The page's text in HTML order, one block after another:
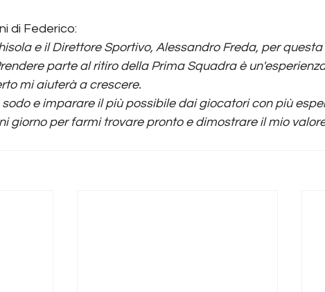
di Federico:
e il Direttore Sportivo, Alessandro Freda, per
parte al ritiro della Prima Squadra è
mi aiuterà a crescere.
e imparare il più possibile dai giocatori con più
giorno per farmi trovare pronto e dimostrare il mio